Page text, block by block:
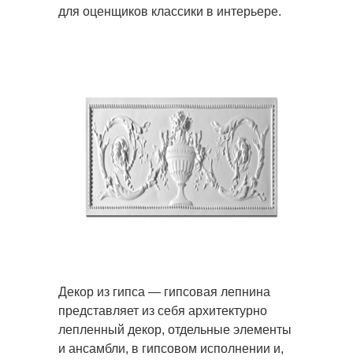
для оценщиков классики в интерьере.
Декор из гипса — гипсовая лепнина
представляет из себя архитектурно
лепленный декор, отдельные элементы
и ансамбли, в гипсовом исполнении и,